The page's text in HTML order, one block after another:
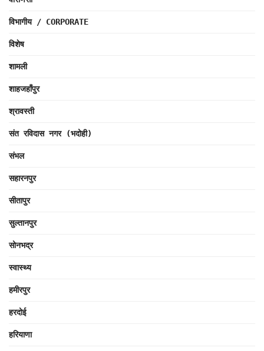
विभागीय / CORPORATE
विशेष
शामली
शाहजहाँपुर
श्रावस्ती
संत रविदास नगर (भदोही)
संभल
सहारनपुर
सीतापुर
सुल्तानपुर
सोनभद्र
स्वास्थ्य
हमीरपुर
हरदोई
हरियाणा